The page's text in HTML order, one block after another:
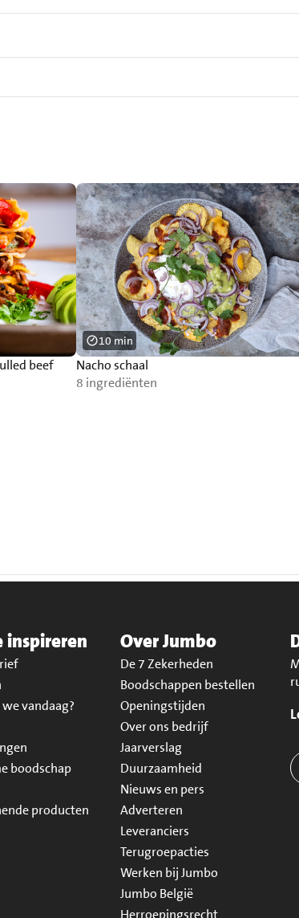
beef
Nacho schaal
8 ingrediënten
10 min
inspireren
vandaag?
boodschap
producten
Over Jumbo
De 7 Zekerheden
Boodschappen bestellen
Openingstijden
Over ons bedrijf
Jaarverslag
Duurzaamheid
Nieuws en pers
Adverteren
Leveranciers
Terugroepacties
Werken bij Jumbo
Jumbo België
Herroepingsrecht